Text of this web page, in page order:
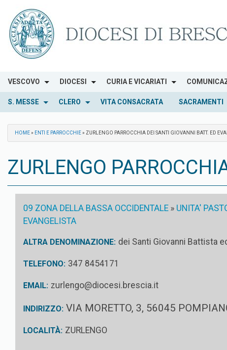
content
VESCOVO DIOCESI CURIA E VICARIATI
S. MESSE CLERO VITA CONSACRATA SACRAMENTI
HOME» ENTI E PARROCCHIE» ZURLENGO PARROCCHIA DEI SANTI GIOVANNI BATT. ED
ZURLENGO
09 ZONA DELLA BASSA OCCIDENTALE » UNITA'
EVANGELISTA
ALTRA DENOMINAZIONE: dei Santi Giovanni Battista
TELEFONO: 347 8454171
EMAIL: zurlengo@diocesi.brescia.it
INDIRIZZO: VIA MORETTO, 3, 56045
LOCALITÀ: ZURLENGO